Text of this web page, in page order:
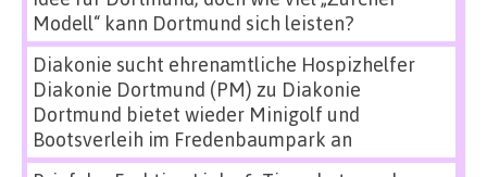
Modell“ kann Dortmund sich leisten?
Diakonie sucht ehrenamtliche Hospizhelfer
Diakonie Dortmund (PM) zu Diakonie
Dortmund bietet wieder Minigolf und
Bootsverleih im Fredenbaumpark an